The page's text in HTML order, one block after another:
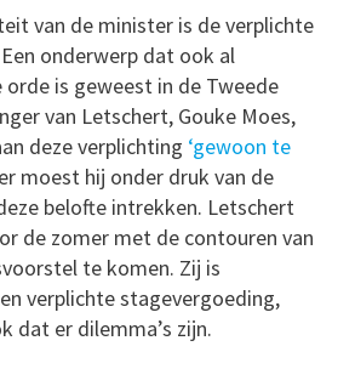
van de minister is de verplichte
onderwerp dat ook al
is geweest in de Tweede
van Letschert, Gouke Moes,
deze verplichting ‘gewoon te
moest hij onder druk van de
belofte intrekken. Letschert
de zomer met de contouren van
te komen. Zij is
verplichte stagevergoeding,
dat er dilemma’s zijn.